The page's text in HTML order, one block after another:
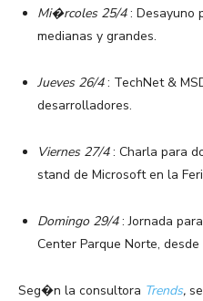
Mi�rcoles 25/4: Desayuno
medianas y grandes.
Jueves 26/4: TechNet &
desarrolladores.
Viernes 27/4: Charla para
stand de Microsoft en la
Domingo 29/4: Jornada
Center Parque Norte, desde
Seg�n la consultora Trends, se